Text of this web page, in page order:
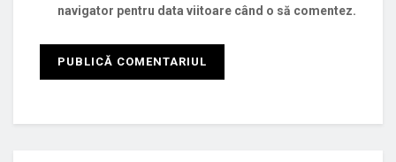
navigator pentru data viitoare când o să comentez.